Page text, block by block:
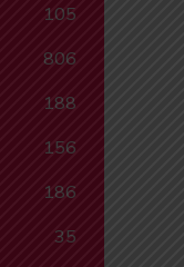
105
806
188
156
186
35